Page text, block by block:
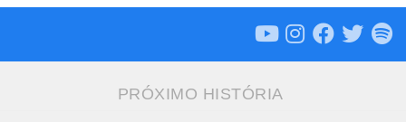
PRÓXIMO HISTÓRIA